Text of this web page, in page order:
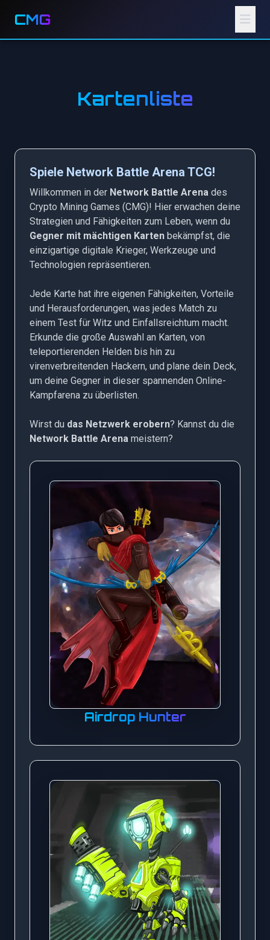
CMG
Kartenliste
Spiele Network Battle Arena TCG!
Willkommen in der Network Battle Arena des
Crypto Mining Games (CMG)! Hier erwachen deine
Strategien und Fähigkeiten zum Leben, wenn du
Gegner mit mächtigen Karten bekämpfst, die
einzigartige digitale Krieger, Werkzeuge und
Technologien repräsentieren.
Jede Karte hat ihre eigenen Fähigkeiten, Vorteile
und Herausforderungen, was jedes Match zu
einem Test für Witz und Einfallsreichtum macht.
Erkunde die große Auswahl an Karten, von
teleportierenden Helden bis hin zu
virenverbreitenden Hackern, und plane dein Deck,
um deine Gegner in dieser spannenden Online-
Kampfarena zu überlisten.
Wirst du das Netzwerk erobern? Kannst du die
Network Battle Arena meistern?
Airdrop Hunter